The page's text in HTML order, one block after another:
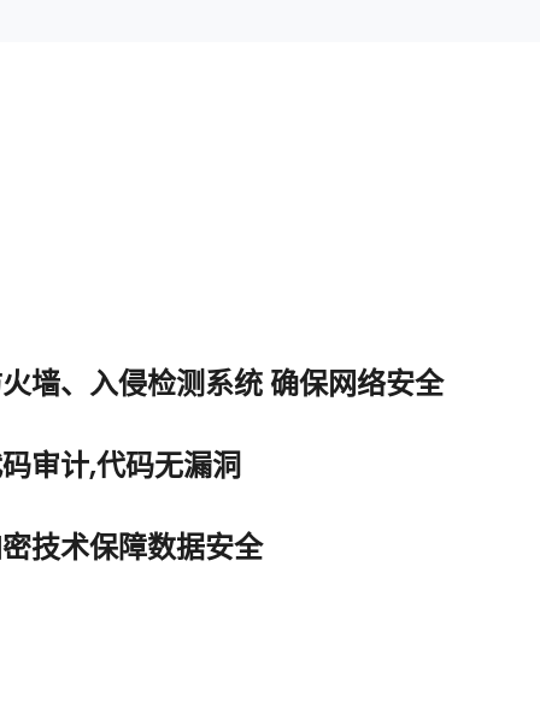
墙、入侵检测系统 确保网络安全
审计,代码无漏洞
技术保障数据安全